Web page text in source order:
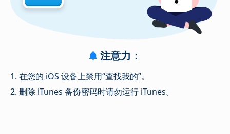
注意力：
1. 在您的 iOS 设备上禁用“查找我的”。
2. 删除 iTunes 备份密码时请勿运行 iTunes。